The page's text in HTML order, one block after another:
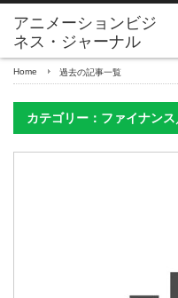
アニメーションビジ
ネス・ジャーナル
Home 過去の記事一覧
カテゴリー：ファイナン